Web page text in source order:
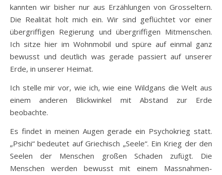
kannten wir bisher nur aus Erzählungen von Grosseltern.
Die Realität holt mich ein. Wir sind geflüchtet vor einer
übergriffigen Regierung und übergriffigen Mitmenschen.
Ich sitze hier im Wohnmobil und spüre auf einmal ganz
bewusst und deutlich was gerade passiert auf unserer
Erde, in unserer Heimat.
Ich stelle mir vor, wie ich, wie eine Wildgans die Welt aus
einem anderen Blickwinkel mit Abstand zur Erde
beobachte.
Es findet in meinen Augen gerade ein Psychokrieg statt.
„Psichi“ bedeutet auf Griechisch „Seele“. Ein Krieg der den
Seelen der Menschen großen Schaden zufügt. Die
Menschen werden bewusst mit einem Massnahmen-